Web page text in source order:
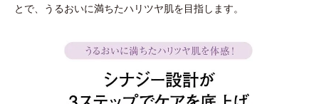
とで、うるおいに満ちたハリツヤ肌を目指します。